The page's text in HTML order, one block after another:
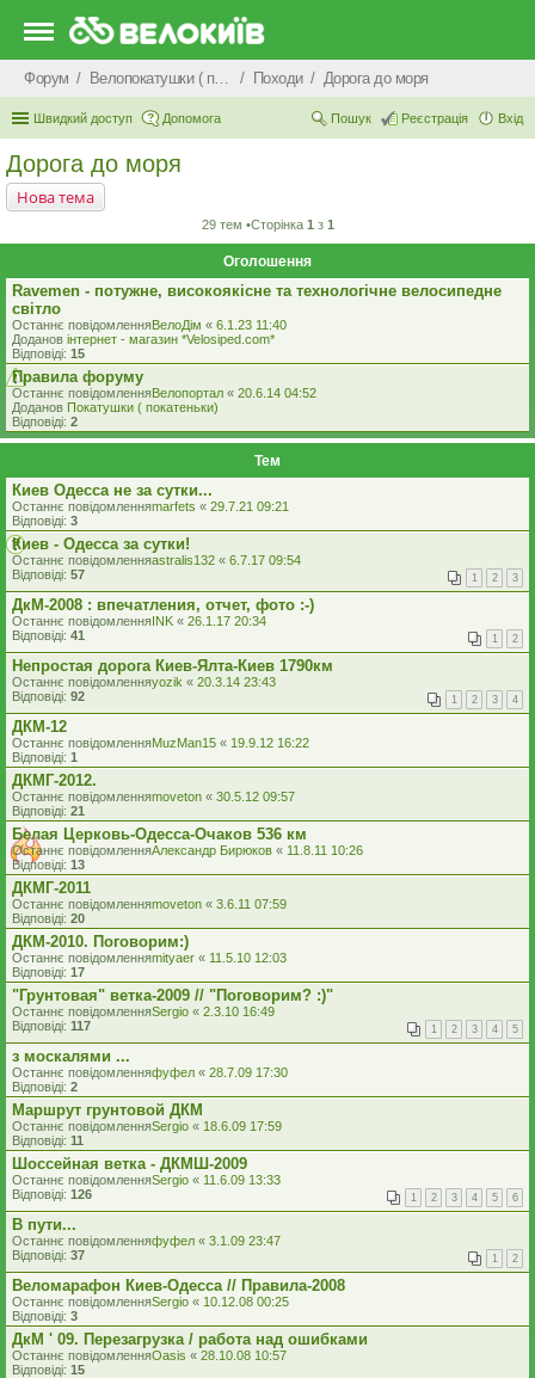
Форум Велопокатушки ( покатеньки), велопоходи, туризм. Походи Дорога до моря
Швидкий доступ Допомога Вхід
Реєстрація
Пошук
Дорога до моря
Нова тема
29 тем •Сторінка 1 з 1
Оголошення
Ravemen - потужне, високоякісне та технологічне велосипедне
світло
Останнє повідомленняВелоДім « 6.1.23 11:40
Доданов iнтернет - магазин *Velosiped.com*
Відповіді: 15
Правила форуму
Останнє повідомленняВелопортал « 20.6.14 04:52
Доданов Покатушки ( покатеньки)
Відповіді: 2
Тем
Киев Одесса не за сутки...
Останнє повідомленняmarfets « 29.7.21 09:21
Відповіді: 3
Киев - Одесса за сутки!
Останнє повідомленняastralis132 « 6.7.17 09:54
Відповіді: 57 1 2 3
ДкМ-2008 : впечатления, отчет, фото :-)
Останнє повідомленняINK « 26.1.17 20:34
Відповіді: 41 1 2
Непростая дорога Киев-Ялта-Киев 1790км
Останнє повідомленняyozik « 20.3.14 23:43
Відповіді: 92 1 2 3 4
ДКМ-12
Останнє повідомленняMuzMan15 « 19.9.12 16:22
Відповіді: 1
ДКМГ-2012.
Останнє повідомленняmoveton « 30.5.12 09:57
Відповіді: 21
Белая Церковь-Одесса-Очаков 536 км
Останнє повідомленняАлександр Бирюков « 11.8.11 10:26
Відповіді: 13
ДКМГ-2011
Останнє повідомленняmoveton « 3.6.11 07:59
Відповіді: 20
ДКМ-2010. Поговорим:)
Останнє повідомленняmityaer « 11.5.10 12:03
Відповіді: 17
"Грунтовая" ветка-2009 // "Поговорим? :)"
Останнє повідомленняSergio « 2.3.10 16:49
Відповіді: 117 1 2 3 4 5
з москалями ...
Останнє повідомленняфуфел « 28.7.09 17:30
Відповіді: 2
Маршрут грунтовой ДКМ
Останнє повідомленняSergio « 18.6.09 17:59
Відповіді: 11
Шоссейная ветка - ДКМШ-2009
Останнє повідомленняSergio « 11.6.09 13:33
Відповіді: 126 1 2 3 4 5 6
В пути...
Останнє повідомленняфуфел « 3.1.09 23:47
Відповіді: 37 1 2
Веломарафон Киев-Одесса // Правила-2008
Останнє повідомленняSergio « 10.12.08 00:25
Відповіді: 3
ДкМ ' 09. Перезагрузка / работа над ошибками
Останнє повідомленняOasis « 28.10.08 10:57
Відповіді: 15